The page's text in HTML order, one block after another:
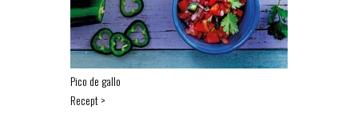
Pico de gallo
Recept >